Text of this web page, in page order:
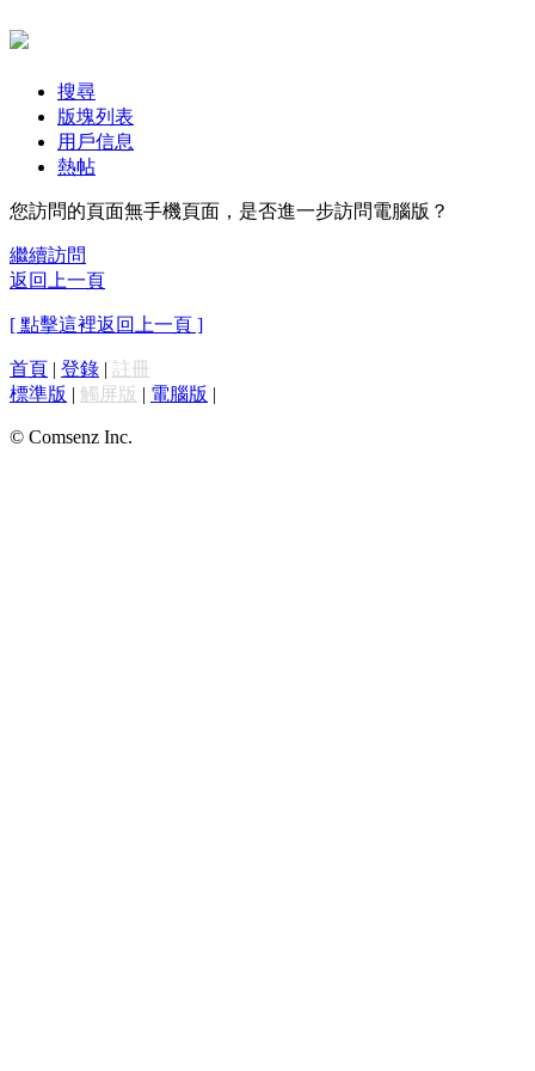
搜尋
版塊列表
用戶信息
熱帖
您訪問的頁面無手機頁面，是否進一步訪問電腦版？
繼續訪問
返回上一頁
[ 點擊這裡返回上一頁 ]
首頁 | 登錄 | 註冊
標準版 | 觸屏版 | 電腦版 |
© Comsenz Inc.